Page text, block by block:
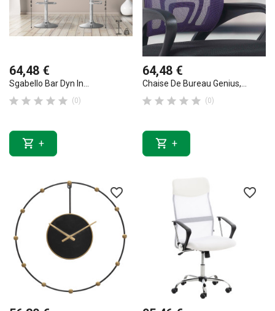
64,48 €
Sgabello Bar Dyn In...
     (0)
 +
64,48 €
Chaise De Bureau Genius,...
     (0)
 +
favorite_border favorite_border